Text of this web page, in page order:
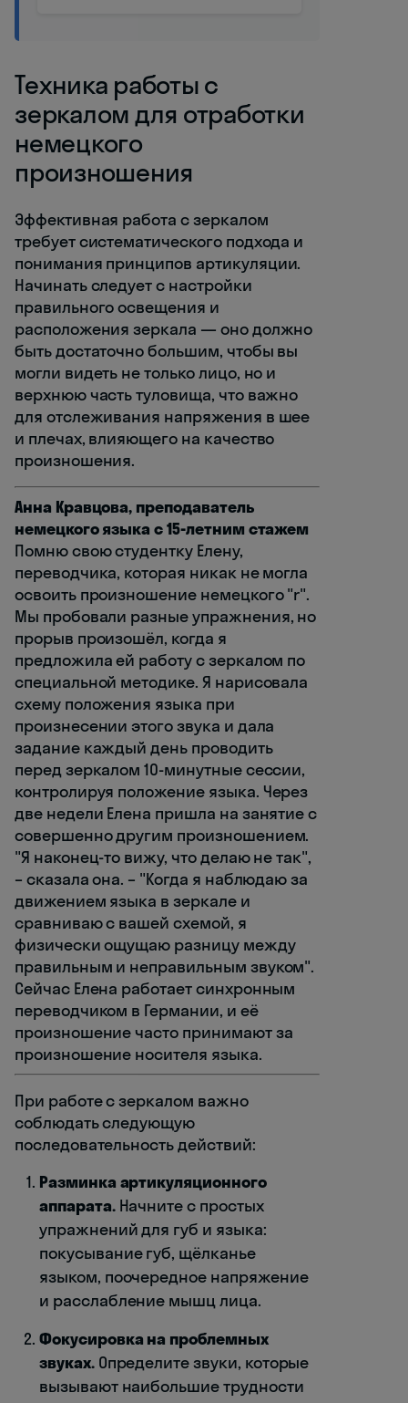
Техника работы с
зеркалом для отработки
немецкого
произношения
Эффективная работа с зеркалом
требует систематического подхода и
понимания принципов артикуляции.
Начинать следует с настройки
правильного освещения и
расположения зеркала — оно должно
быть достаточно большим, чтобы вы
могли видеть не только лицо, но и
верхнюю часть туловища, что важно
для отслеживания напряжения в шее
и плечах, влияющего на качество
произношения.
Анна Кравцова, преподаватель
немецкого языка с 15-летним стажем
Помню свою студентку Елену,
переводчика, которая никак не могла
освоить произношение немецкого "r".
Мы пробовали разные упражнения, но
прорыв произошёл, когда я
предложила ей работу с зеркалом по
специальной методике. Я нарисовала
схему положения языка при
произнесении этого звука и дала
задание каждый день проводить
перед зеркалом 10-минутные сессии,
контролируя положение языка. Через
две недели Елена пришла на занятие с
совершенно другим произношением.
"Я наконец-то вижу, что делаю не так",
– сказала она. – "Когда я наблюдаю за
движением языка в зеркале и
сравниваю с вашей схемой, я
физически ощущаю разницу между
правильным и неправильным звуком".
Сейчас Елена работает синхронным
переводчиком в Германии, и её
произношение часто принимают за
произношение носителя языка.
При работе с зеркалом важно
соблюдать следующую
последовательность действий:
Разминка артикуляционного
аппарата.Начните с простых
упражнений для губ и языка:
покусывание губ, щёлканье
языком, поочередное напряжение
и расслабление мышц лица.
Фокусировка на проблемных
звуках.Определите звуки, которые
вызывают наибольшие трудности